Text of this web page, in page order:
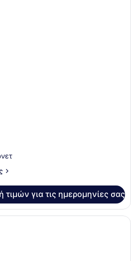
τιμών για τις ημερομηνίες σας